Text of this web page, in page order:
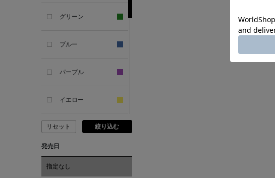
SANDAL
ANDERSONS
ANTIPAST
ANYA HINDMARCH
グリーン
ブルー
パープル
イエロー
ピンク
レッド
リセット 絞り込む
発売日
指定なし